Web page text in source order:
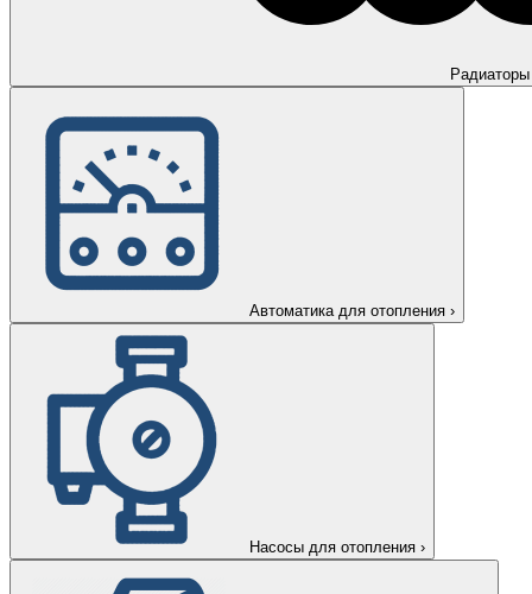
Радиаторы
Автоматика для отопления ›
Насосы для отопления ›